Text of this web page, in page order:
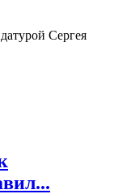
Сергея